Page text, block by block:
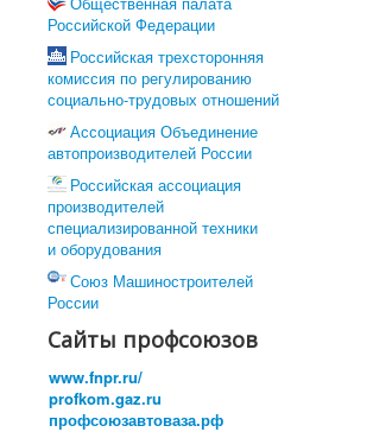
Российской Федерации
Российская трехсторонняя
комиссия по регулированию
социально-трудовых отношений
Ассоциация Объединение
автопроизводителей России
Российская ассоциация
производителей
специализированной техники
и оборудования
Союз Машиностроителей
России
Сайты профсоюзов
www.fnpr.ru/
profkom.gaz.ru
профсоюзавтоваза.рф